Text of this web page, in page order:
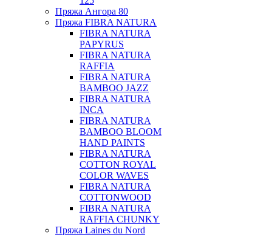
Пряжа Ангора 80
Пряжа FIBRA NATURA
FIBRA NATURA
PAPYRUS
FIBRA NATURA
RAFFIA
FIBRA NATURA
BAMBOO JAZZ
FIBRA NATURA
INCA
FIBRA NATURA
BAMBOO BLOOM
HAND PAINTS
FIBRA NATURA
COTTON ROYAL
COLOR WAVES
FIBRA NATURA
COTTONWOOD
FIBRA NATURA
RAFFIA CHUNKY
Пряжа Laines du Nord